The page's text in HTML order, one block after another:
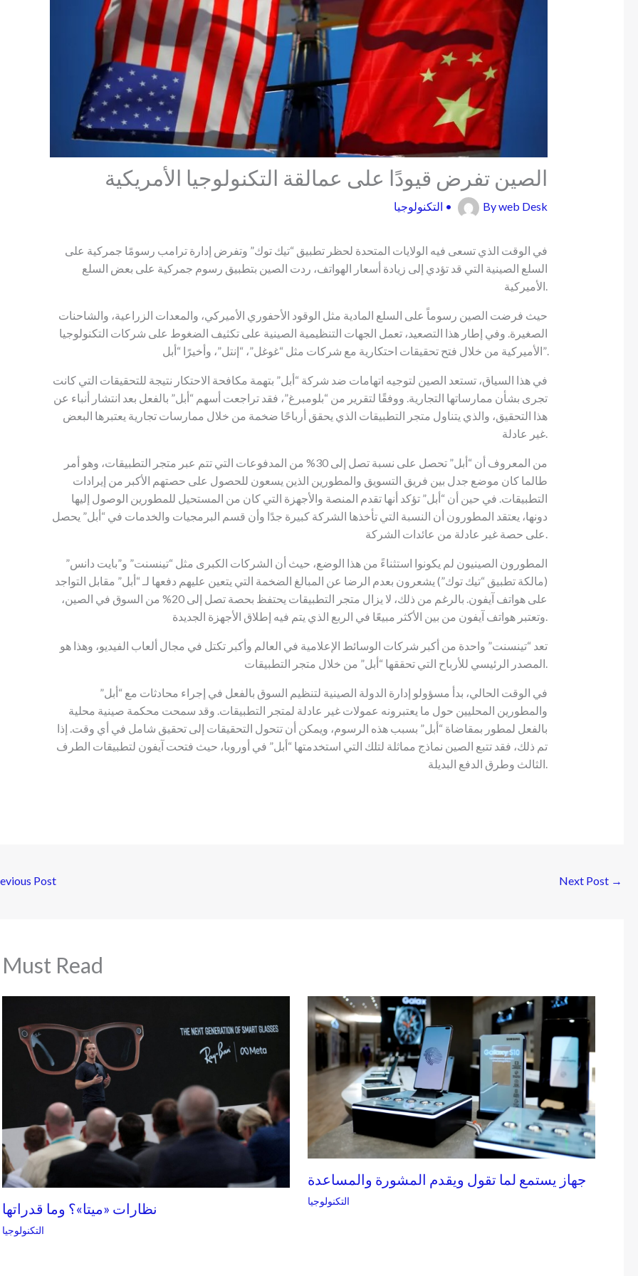
الصين تفرض قيودًا على عمالقة التكنولوجيا الأمريكية
التكنولوجيا • Byweb Desk
في الوقت الذي تسعى فيه الولايات المتحدة لحظر تطبيق “تيك توك” وتفرض إدارة ترامب رسومًا جمركية على
السلع الصينية التي قد تؤدي إلى زيادة أسعار الهواتف، ردت الصين بتطبيق رسوم جمركية على بعض السلع
حيث فرضت الصين رسوماً على السلع المادية مثل الوقود الأحفوري الأميركي، والمعدات الزراعية، والشاحنات
الصغيرة. وفي إطار هذا التصعيد، تعمل الجهات التنظيمية الصينية على تكثيف الضغوط على شركات التكنولوجيا
الأميركية من خلال فتح تحقيقات احتكارية مع شركات مثل “غوغل”، “إنتل”، وأخيرًا “أبل”.
في هذا السياق، تستعد الصين لتوجيه اتهامات ضد شركة “أبل” بتهمة مكافحة الاحتكار نتيجة للتحقيقات التي كانت
تجرى بشأن ممارساتها التجارية. ووفقًا لتقرير من “بلومبرغ”، فقد تراجعت أسهم “أبل” بالفعل بعد انتشار أنباء عن
هذا التحقيق، والذي يتناول متجر التطبيقات الذي يحقق أرباحًا ضخمة من خلال ممارسات تجارية يعتبرها البعض
من المعروف أن “أبل” تحصل على نسبة تصل إلى 30% من المدفوعات التي تتم عبر متجر التطبيقات، وهو أمر
طالما كان موضع جدل بين فريق التسويق والمطورين الذين يسعون للحصول على حصتهم الأكبر من إيرادات
التطبيقات. في حين أن “أبل” تؤكد أنها تقدم المنصة والأجهزة التي كان من المستحيل للمطورين الوصول إليها
دونها، يعتقد المطورون أن النسبة التي تأخذها الشركة كبيرة جدًا وأن قسم البرمجيات والخدمات في “أبل” يحصل
المطورون الصينيون لم يكونوا استثناءً من هذا الوضع، حيث أن الشركات الكبرى مثل “تينسنت” و”بايت دانس”
(مالكة تطبيق “تيك توك”) يشعرون بعدم الرضا عن المبالغ الضخمة التي يتعين عليهم دفعها لـ “أبل” مقابل التواجد
على هواتف آيفون. بالرغم من ذلك، لا يزال متجر التطبيقات يحتفظ بحصة تصل إلى 20% من السوق في الصين،
تعد “تينسنت” واحدة من أكبر شركات الوسائط الإعلامية في العالم وأكبر تكتل في مجال ألعاب الفيديو، وهذا هو
في الوقت الحالي، بدأ مسؤولو إدارة الدولة الصينية لتنظيم السوق بالفعل في إجراء محادثات مع “أبل”
والمطورين المحليين حول ما يعتبرونه عمولات غير عادلة لمتجر التطبيقات. وقد سمحت محكمة صينية محلية
بالفعل لمطور بمقاضاة “أبل” بسبب هذه الرسوم، ويمكن أن تتحول التحقيقات إلى تحقيق شامل في أي وقت. إذا
تم ذلك، فقد تتبع الصين نماذج مماثلة لتلك التي استخدمتها “أبل” في أوروبا، حيث فتحت آيفون لتطبيقات الطرف
Post Next Post →
Must Read
نظارات «ميتا»؟ وما قدراتها
التكنولوجيا
جهاز يستمع لما تقول ويقدم المشورة والمساعدة
التكنولوجيا